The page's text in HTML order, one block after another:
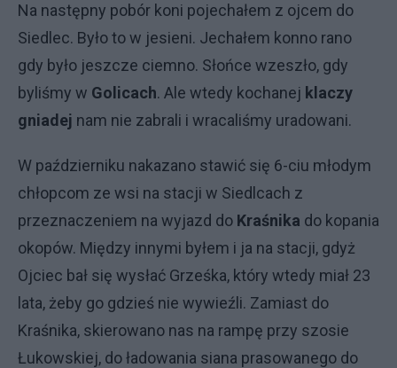
Na następny pobór koni pojechałem z ojcem do
Siedlec. Było to w jesieni. Jechałem konno rano
gdy było jeszcze ciemno. Słońce wzeszło, gdy
byliśmy w Golicach. Ale wtedy kochanej klaczy
gniadej nam nie zabrali i wracaliśmy uradowani.
W październiku nakazano stawić się 6-ciu młodym
chłopcom ze wsi na stacji w Siedlcach z
przeznaczeniem na wyjazd do Kraśnika do kopania
okopów. Między innymi byłem i ja na stacji, gdyż
Ojciec bał się wysłać Grześka, który wtedy miał 23
lata, żeby go gdzieś nie wywieźli. Zamiast do
Kraśnika, skierowano nas na rampę przy szosie
Łukowskiej, do ładowania siana prasowanego do